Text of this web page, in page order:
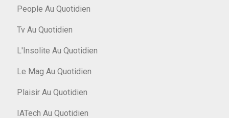
People Au Quotidien
Tv Au Quotidien
L'Insolite Au Quotidien
Le Mag Au Quotidien
Plaisir Au Quotidien
IATech Au Quotidien